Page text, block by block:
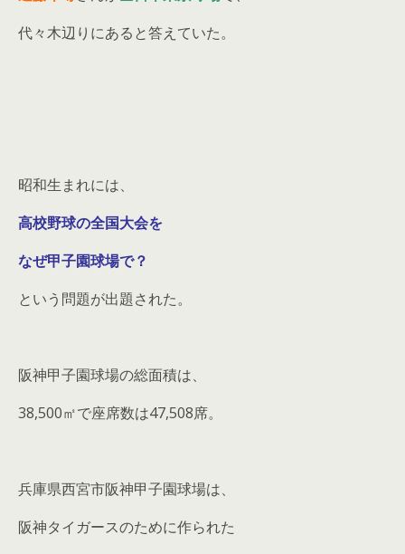
代々木辺りにあると答えていた。
昭和生まれには、
高校野球の全国大会を
なぜ甲子園球場で？
という問題が出題された。
阪神甲子園球場の総面積は、
38,500㎡で座席数は47,508席。
兵庫県西宮市阪神甲子園球場は、
阪神タイガースのために作られた